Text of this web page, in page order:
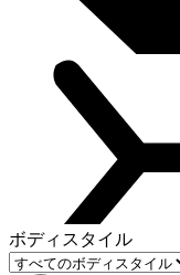
ボディスタイル